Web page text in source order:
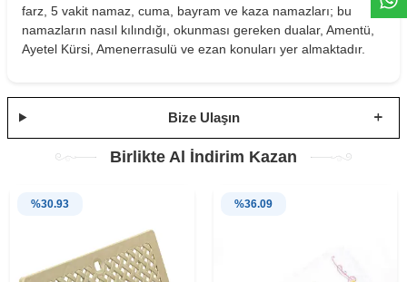
farz, 5 vakit namaz, cuma, bayram ve kaza namazları; bu
namazların nasıl kılındığı, okunması gereken dualar, Amentü,
Ayetel Kürsi, Amenerrasulü ve ezan konuları yer almaktadır.
Bize Ulaşın
Birlikte Al İndirim Kazan
%30.93 %36.09